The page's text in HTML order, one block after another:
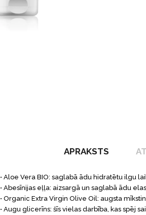
APRAKSTS
• Aloe Vera BIO: saglabā ādu hidratētu ilgu
• Abesīnijas eļļa: aizsargā un saglabā ādu
• Organic Extra Virgin Olive Oil: augsta
• Augu glicerīns: šīs vielas darbība, kas spēj